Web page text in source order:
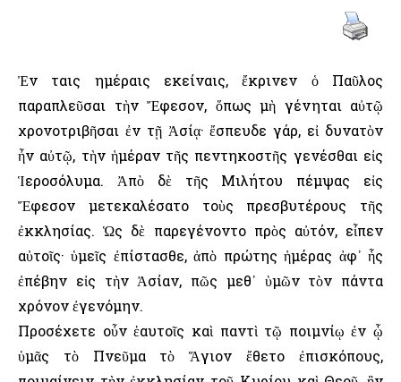
Ἐν ταις ημέραις εκείναις, ἔκρινεν ὁ Παῦλος
παραπλεῦσαι τὴν Ἔφεσον, ὅπως μὴ γένηται αὐτῷ
χρονοτριβῆσαι ἐν τῇ Ἀσίᾳ· ἔσπευδε γάρ, εἰ δυνατὸν
ἦν αὐτῷ, τὴν ἡμέραν τῆς πεντηκοστῆς γενέσθαι εἰς
Ἱεροσόλυμα. Ἀπὸ δὲ τῆς Μιλήτου πέμψας εἰς
Ἔφεσον μετεκαλέσατο τοὺς πρεσβυτέρους τῆς
ἐκκλησίας. Ὡς δὲ παρεγένοντο πρὸς αὐτόν, εἶπεν
αὐτοῖς· ὑμεῖς ἐπίστασθε, ἀπὸ πρώτης ἡμέρας ἀφ᾿ ἧς
ἐπέβην εἰς τὴν Ἀσίαν, πῶς μεθ᾿ ὑμῶν τὸν πάντα
χρόνον ἐγενόμην.
Προσέχετε οὖν ἑαυτοῖς καὶ παντὶ τῷ ποιμνίῳ ἐν ᾧ
ὑμᾶς τὸ Πνεῦμα τὸ Ἅγιον ἔθετο ἐπισκόπους,